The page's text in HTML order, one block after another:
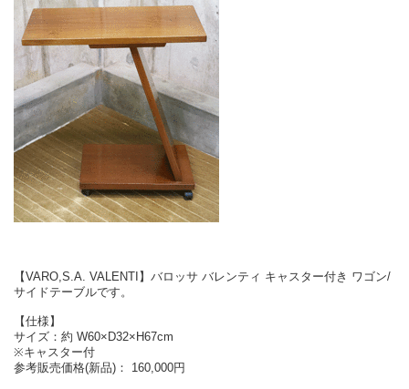
【VARO,S.A. VALENTI】バロッサ バレンティ キャスター付き ワゴン/
サイドテーブルです。
【仕様】
サイズ：約 W60×D32×H67cm
※キャスター付
参考販売価格(新品)： 160,000円